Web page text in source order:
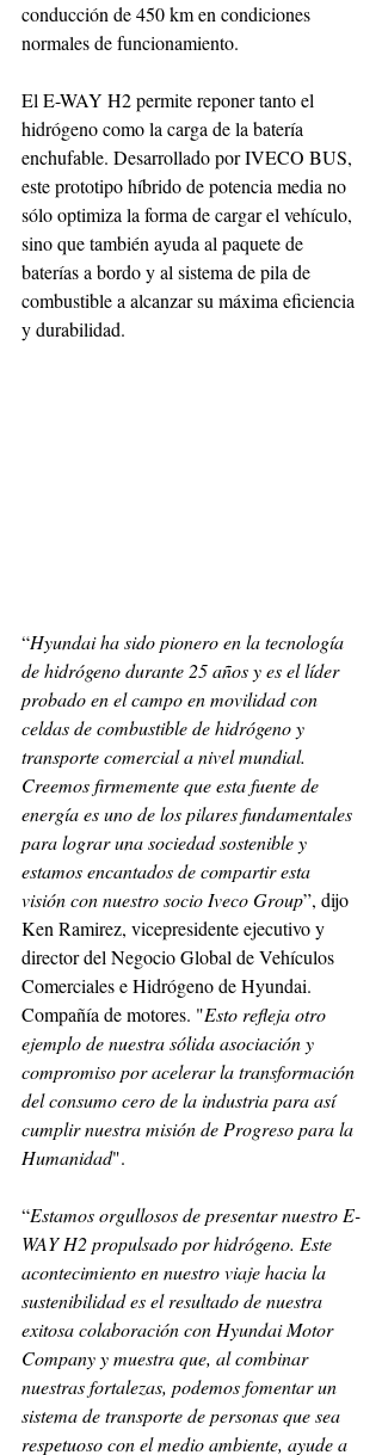
conducción de 450 km en condiciones
normales de funcionamiento.
El E-WAY H2 permite reponer tanto el
hidrógeno como la carga de la batería
enchufable. Desarrollado por IVECO BUS,
este prototipo híbrido de potencia media no
sólo optimiza la forma de cargar el vehículo,
sino que también ayuda al paquete de
baterías a bordo y al sistema de pila de
combustible a alcanzar su máxima eficiencia
y durabilidad.
“Hyundai ha sido pionero en la tecnología
de hidrógeno durante 25 años y es el líder
probado en el campo en movilidad con
celdas de combustible de hidrógeno y
transporte comercial a nivel mundial.
Creemos firmemente que esta fuente de
energía es uno de los pilares fundamentales
para lograr una sociedad sostenible y
estamos encantados de compartir esta
visión con nuestro socio Iveco Group”, dijo
Ken Ramirez, vicepresidente ejecutivo y
director del Negocio Global de Vehículos
Comerciales e Hidrógeno de Hyundai.
Compañía de motores. "Esto refleja otro
ejemplo de nuestra sólida asociación y
compromiso por acelerar la transformación
del consumo cero de la industria para así
cumplir nuestra misión de Progreso para la
Humanidad".
“Estamos orgullosos de presentar nuestro E-
WAY H2 propulsado por hidrógeno. Este
acontecimiento en nuestro viaje hacia la
sustenibilidad es el resultado de nuestra
exitosa colaboración con Hyundai Motor
Company y muestra que, al combinar
nuestras fortalezas, podemos fomentar un
sistema de transporte de personas que sea
respetuoso con el medio ambiente, ayude a